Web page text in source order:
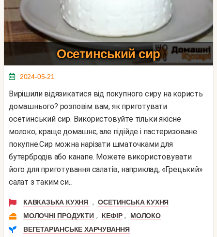
Осетинський сир
2024-05-21
Вирішили відязикатися від покупного сиру на користь
домашнього? розповім вам, як приготувати
осетинський сир. Використовуйте тільки якісне
молоко, краще домашнє, але підійде і пастеризоване
покупне.Сир можна нарізати шматочками для
бутербродів або канапе. Можете використовувати
його для приготування салатів, наприклад, «Грецький»
салат з таким си...
КАВКАЗЬКА КУХНЯ , ОСЕТИНСЬКА КУХНЯ
МОЛОЧНІ ПРОДУКТИ , КЕФІР ,
МОЛОКО
ВЕГЕТАРІАНСЬКЕ ХАРЧУВАННЯ